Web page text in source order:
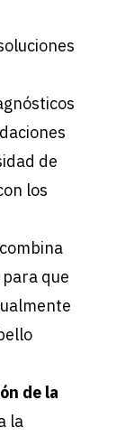
de
los
combina
que
de la
la